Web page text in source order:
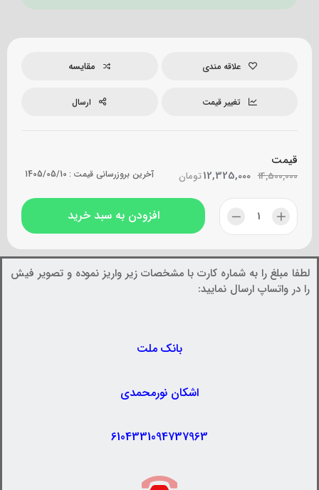
علاقه مندی مقایسه
تغییر قیمت ارسال
قیمت
14,500,000 تومان12,325,000 آخرین بروزرسانی قیمت : 1405/05/10
افزودن به سبد خرید
لطفا مبلغ را به شماره کارت با مشخصات زیر واریز نموده و تصویر فیش
را در واتساپ ارسال نمایید:
بانک ملت
اشکان نورمحمدی
6104331094737963